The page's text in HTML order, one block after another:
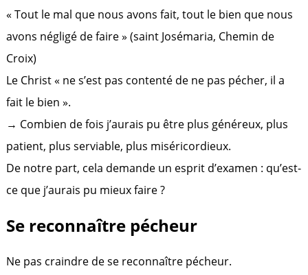
« Tout le mal que nous avons fait, tout le bien que nous
avons négligé de faire » (saint Josémaria, Chemin de
Croix)
Le Christ « ne s’est pas contenté de ne pas pécher, il a
fait le bien ».
→ Combien de fois j’aurais pu être plus généreux, plus
patient, plus serviable, plus miséricordieux.
De notre part, cela demande un esprit d’examen : qu’est-
ce que j’aurais pu mieux faire ?
Se reconnaître pécheur
Ne pas craindre de se reconnaître pécheur.